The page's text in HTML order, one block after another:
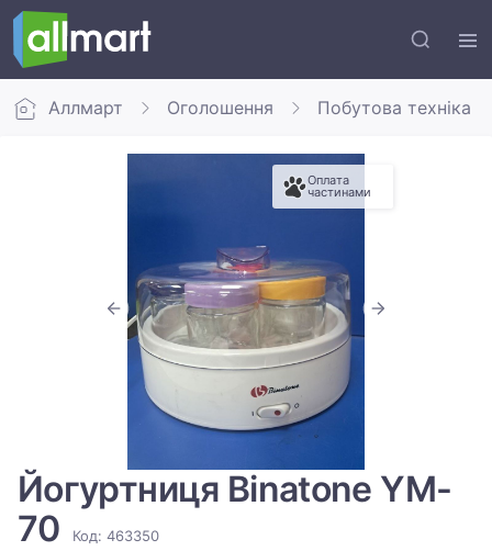
Аллмарт Оголошення Побутова техніка
Оплата
частинами
Йогуртниця Binatone YM-
70
Код: 463350